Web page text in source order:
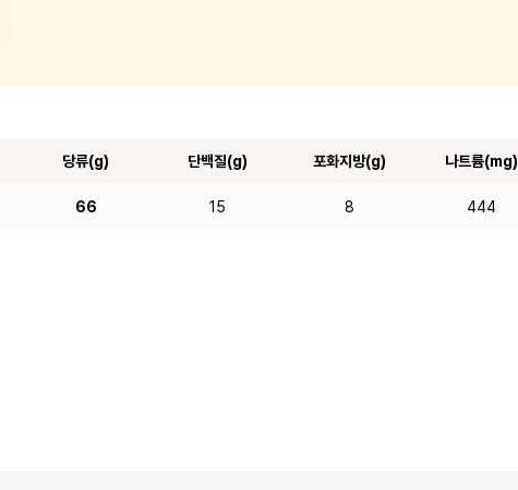
당류(g)
66
단백질(g)
15
포화지방(g)
8
나트륨(mg)
444